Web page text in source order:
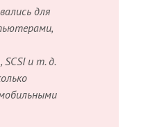
для
и т. д.